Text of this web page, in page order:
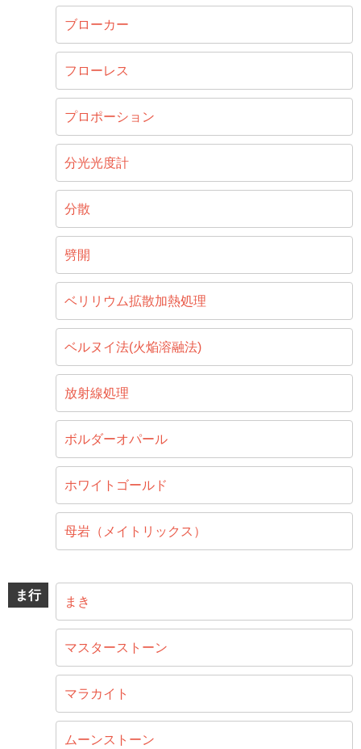
ブローカー
フローレス
プロポーション
分光光度計
分散
劈開
ベリリウム拡散加熱処理
ベルヌイ法(火焔溶融法)
放射線処理
ボルダーオパール
ホワイトゴールド
母岩（メイトリックス）
ま行 まき
マスターストーン
マラカイト
ムーンストーン